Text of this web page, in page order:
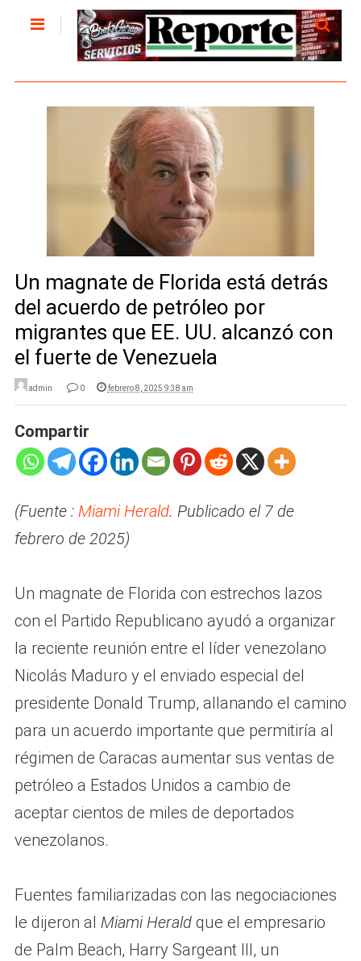
Un magnate de Florida está detrás
del acuerdo de petróleo por
migrantes que EE. UU. alcanzó con
el fuerte de Venezuela
admin 0 febrero 8, 2025 9:38 am
Compartir
(Fuente : Miami Herald. Publicado el 7 de
febrero de 2025)
Un magnate de Florida con estrechos lazos
con el Partido Republicano ayudó a organizar
la reciente reunión entre el líder venezolano
Nicolás Maduro y el enviado especial del
presidente Donald Trump, allanando el camino
para un acuerdo importante que permitiría al
régimen de Caracas aumentar sus ventas de
petróleo a Estados Unidos a cambio de
aceptar cientos de miles de deportados
venezolanos.
Fuentes familiarizadas con las negociaciones
le dijeron al Miami Heraldque el empresario
de Palm Beach, Harry Sargeant III, un